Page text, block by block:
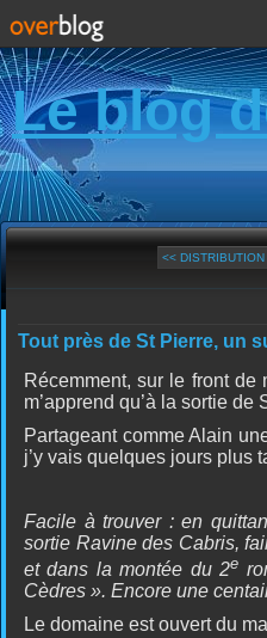
Le blog
<< DISTRIBUTION
Tout près de St Pierre, un
Récemment, sur le front
m’apprend qu’à la sortie de
Partageant comme Alain
j’y vais quelques jours plus
Facile à trouver : en
sortie Ravine des Cabris,
et dans la montée du 2e
Cèdres ». Encore une
Le domaine est ouvert du